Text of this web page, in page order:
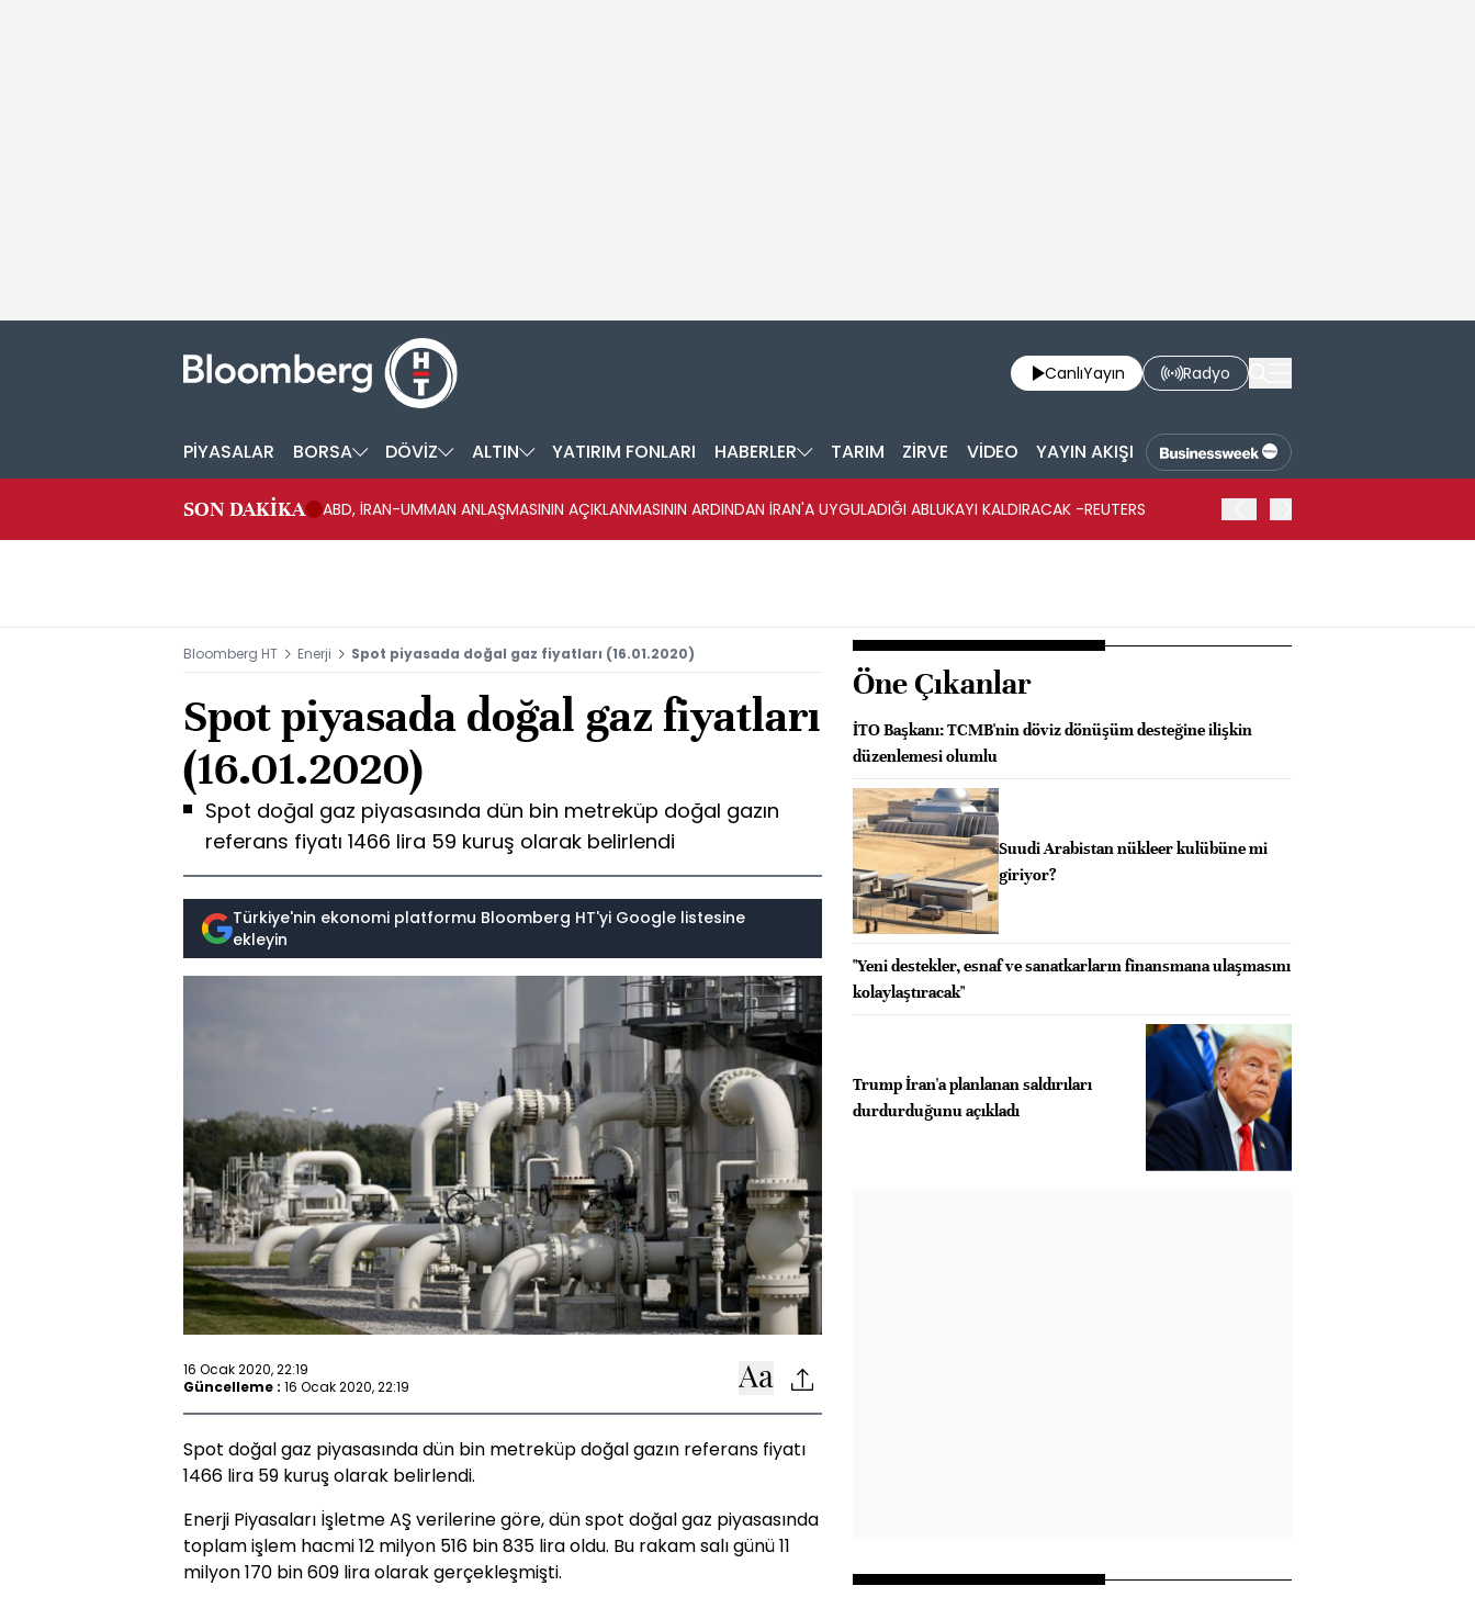
CanlıYayın Radyo
PİYASALAR BORSA DÖVİZ ALTIN YATIRIM FONLARI HABERLER TARIM ZİRVE VİDEO YAYIN AKIŞI
SON DAKİKA ABD, İRAN-UMMAN ANLAŞMASININ AÇIKLANMASININ ARDINDAN İRAN'A UYGULADIĞI ABLUKAYI KALDIRACAK -REUTERS
Bloomberg HT Enerji Spot piyasada doğal gaz fiyatları (16.01.2020)
Spot piyasada doğal gaz fiyatları
(16.01.2020)
Spot doğal gaz piyasasında dün bin metreküp doğal gazın
referans fiyatı 1466 lira 59 kuruş olarak belirlendi
Türkiye'nin ekonomi platformu Bloomberg HT'yi Google listesine
ekleyin
16 Ocak 2020, 22:19
Güncelleme : 16 Ocak 2020, 22:19
Spot doğal gaz piyasasında dün bin metreküp doğal gazın referans fiyatı
1466 lira 59 kuruş olarak belirlendi.
Enerji Piyasaları İşletme AŞ verilerine göre, dün spot doğal gaz piyasasında
toplam işlem hacmi 12 milyon 516 bin 835 lira oldu. Bu rakam salı günü 11
milyon 170 bin 609 lira olarak gerçekleşmişti.
Öne Çıkanlar
İTO Başkanı: TCMB'nin döviz dönüşüm desteğine ilişkin
düzenlemesi olumlu
Suudi Arabistan nükleer kulübüne mi
giriyor?
"Yeni destekler, esnaf ve sanatkarların finansmana ulaşmasını
kolaylaştıracak"
Trump İran'a planlanan saldırıları
durdurduğunu açıkladı